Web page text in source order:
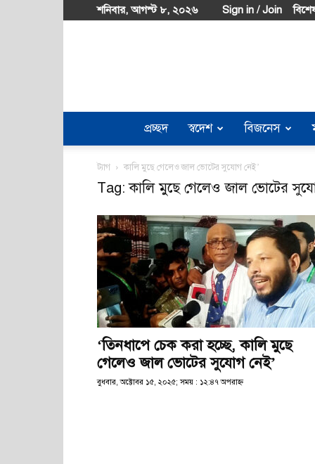
শনিবার, আগস্ট ৮, ২০২৬ Sign in / Join
প্রচ্ছদ স্বদেশ বিজনেস
ট্যাগ কালি মুছে গেলেও জাল ভোটের সুযোগ নেই’
Tag: কালি মুছে গেলেও জাল ভোটের
‘তিনধাপে চেক করা হচ্ছে, কালি মুছে
গেলেও জাল ভোটের সুযোগ নেই’
বুধবার, অক্টোবর ১৫, ২০২৫; সময় : ১২:৪৭ অপরাহ্ণ